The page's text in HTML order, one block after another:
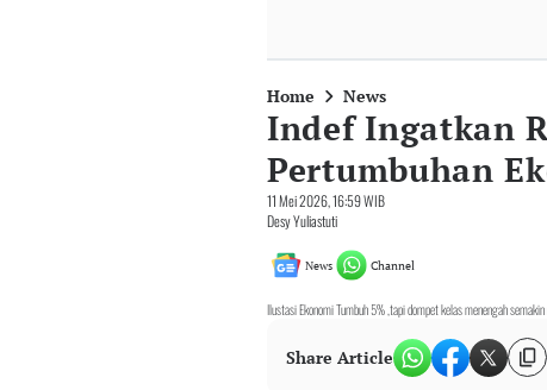
Home News
Indef Ingatkan
Pertumbuhan
11 Mei 2026, 16:59 WIB
Desy Yuliastuti
News Channel
Ilustasi Ekonomi Tumbuh 5% ,tapi dompet kelas menengah
Share Article